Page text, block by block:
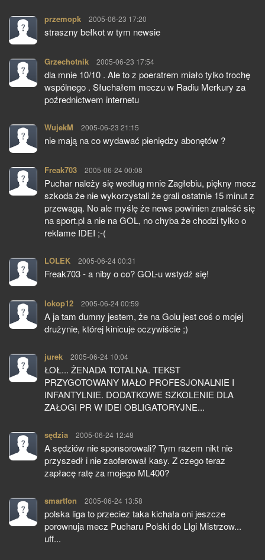
przemopk pisze:
2005-06-23 17:20
straszny bełkot w tym newsie
Grzechotnik pisze:
2005-06-23 17:54
dla mnie 10/10 . Ale to z poeratrem miało tylko trochę
wspólnego . Słuchałem meczu w Radiu Merkury za
poźrednictwem internetu
WujekM pisze:
2005-06-23 21:15
nie mają na co wydawać pieniędzy abonętów ?
Freak703 pisze:
2005-06-24 00:08
Puchar należy się według mnie Zagłebiu, piękny mecz
szkoda że nie wykorzystali że grali ostatnie 15 minut z
przewagą. No ale myślę że news powinien znaleść się
na sport.pl a nie na GOL, no chyba że chodzi tylko o
reklame IDEI ;-(
LOLEK pisze:
2005-06-24 00:31
Freak703 - a niby o co? GOL-u wstydź się!
lokop12 pisze:
2005-06-24 00:59
A ja tam dumny jestem, że na Golu jest coś o mojej
drużynie, której kinicuje oczywiście ;)
jurek pisze:
2005-06-24 10:04
ŁOŁ... ŻENADA TOTALNA. TEKST
PRZYGOTOWANY MAŁO PROFESJONALNIE I
INFANTYLNIE. DODATKOWE SZKOLENIE DLA
ZAŁOGI PR W IDEI OBLIGATORYJNE...
sędzia pisze:
2005-06-24 12:48
A sędziów nie sponsorowali? Tym razem nikt nie
przyszedł i nie zaoferował kasy. Z czego teraz
zapłacę ratę za mojego ML400?
smartfon pisze:
2005-06-24 13:58
polska liga to przeciez taka kicha!a oni jeszcze
porownuja mecz Pucharu Polski do LIgi Mistrzow...
uff...